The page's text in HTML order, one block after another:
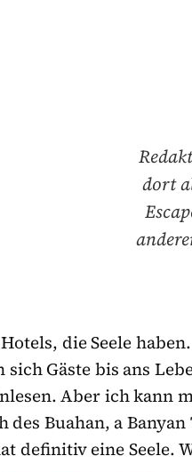
dort
die Seele
sich Gäste bis ans
Aber ich kann
des Buahan, a
definitiv eine Seele.